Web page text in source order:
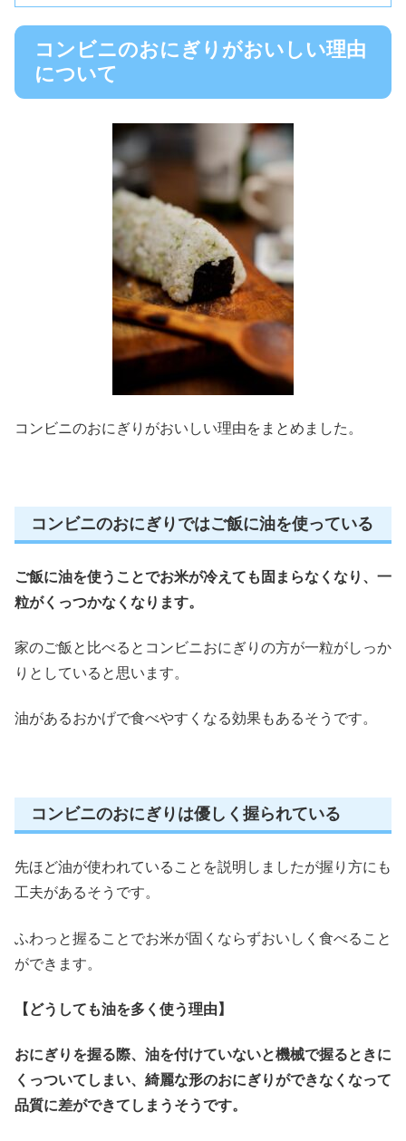
コンビニのおにぎりがおいしい理由
について
コンビニのおにぎりがおいしい理由をまとめました。
コンビニのおにぎりではご飯に油を使っている
ご飯に油を使うことでお米が冷えても固まらなくなり、一
粒がくっつかなくなります。
家のご飯と比べるとコンビニおにぎりの方が一粒がしっか
りとしていると思います。
油があるおかげで食べやすくなる効果もあるそうです。
コンビニのおにぎりは優しく握られている
先ほど油が使われていることを説明しましたが握り方にも
工夫があるそうです。
ふわっと握ることでお米が固くならずおいしく食べること
ができます。
【どうしても油を多く使う理由】
おにぎりを握る際、油を付けていないと機械で握るときに
くっついてしまい、綺麗な形のおにぎりができなくなって
品質に差ができてしまうそうです。